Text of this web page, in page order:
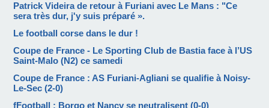
Patrick Videira de retour à Furiani avec Le Mans : "Ce
sera très dur, j'y suis préparé ».
Le football corse dans le dur !
Coupe de France - Le Sporting Club de Bastia face à l’US
Saint-Malo (N2) ce samedi
Coupe de France : AS Furiani-Agliani se qualifie à Noisy-
Le-Sec (2-0)
fFootball : Borgo et Nancy se neutralisent (0-0)